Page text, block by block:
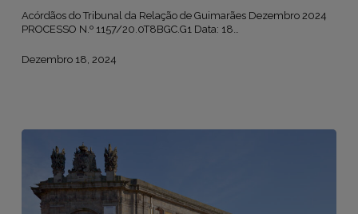
Acórdãos do Tribunal da Relação de Guimarães Dezembro 2024
PROCESSO N.º 1157/20.0T8BGC.G1 Data: 18…
Dezembro 18, 2024